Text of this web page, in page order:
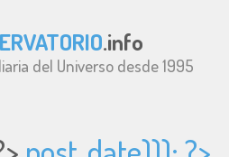
.info
del Universo desde 1995